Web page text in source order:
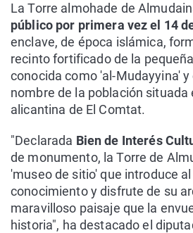
La Torre almohade de
público por primera vez el 14
enclave, de época islámica,
recinto fortificado de la
conocida como 'al-Mudayyina' y
nombre de la población situada
alicantina de El Comtat.
"Declarada Bien de Interés
de monumento, la Torre de
'museo de sitio' que introduce
conocimiento y disfrute de su
maravilloso paisaje que la
historia", ha destacado el